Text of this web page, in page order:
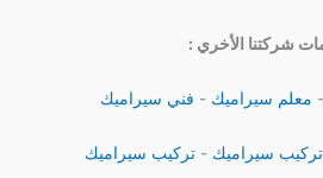
شركتنا الأخري :
- معلم سيراميك - فني سيراميك
تركيب سيراميك -تركيب سيراميك